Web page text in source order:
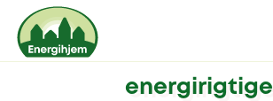
energirigtige